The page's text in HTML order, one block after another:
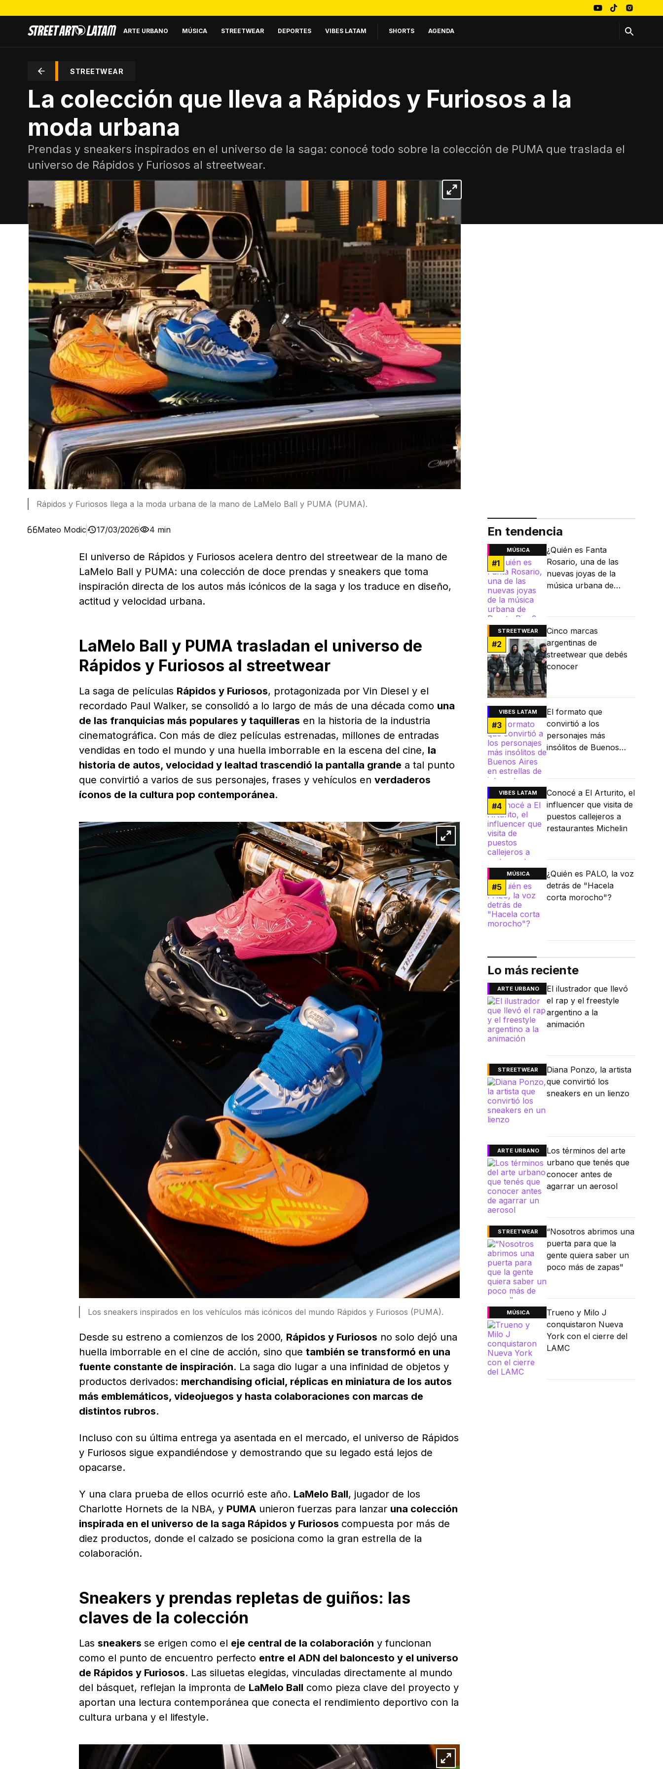
ARTE URBANO MÚSICA STREETWEAR DEPORTES VIBES LATAM SHORTS AGENDA
STREETWEAR
La colección que lleva a Rápidos y Furiosos a la
moda urbana
Prendas y sneakers inspirados en el universo de la saga: conocé todo sobre la colección de PUMA que traslada el
universo de Rápidos y Furiosos al streetwear.
Rápidos y Furiosos llega a la moda urbana de la mano de LaMelo Ball y PUMA (PUMA).
Mateo Modic 17/03/2026 4 min
El universo de Rápidos y Furiosos acelera dentro del streetwear de la mano de
LaMelo Ball y PUMA: una colección de doce prendas y sneakers que toma
inspiración directa de los autos más icónicos de la saga y los traduce en diseño,
actitud y velocidad urbana.
LaMelo Ball y PUMA trasladan el universo de
Rápidos y Furiosos al streetwear
La saga de películas Rápidos y Furiosos, protagonizada por Vin Diesel y el
recordado Paul Walker, se consolidó a lo largo de más de una década como una
de las franquicias más populares y taquilleras en la historia de la industria
cinematográfica. Con más de diez películas estrenadas, millones de entradas
vendidas en todo el mundo y una huella imborrable en la escena del cine, la
historia de autos, velocidad y lealtad trascendió la pantalla grande a tal punto
que convirtió a varios de sus personajes, frases y vehículos en verdaderos
íconos de la cultura pop contemporánea.
Los sneakers inspirados en los vehículos más icónicos del mundo Rápidos y Furiosos (PUMA).
Desde su estreno a comienzos de los 2000, Rápidos y Furiosos no solo dejó una
huella imborrable en el cine de acción, sino que también se transformó en una
fuente constante de inspiración. La saga dio lugar a una infinidad de objetos y
productos derivados: merchandising oficial, réplicas en miniatura de los autos
más emblemáticos, videojuegos y hasta colaboraciones con marcas de
distintos rubros.
Incluso con su última entrega ya asentada en el mercado, el universo de Rápidos
y Furiosos sigue expandiéndose y demostrando que su legado está lejos de
opacarse.
Y una clara prueba de ellos ocurrió este año. LaMelo Ball, jugador de los
Charlotte Hornets de la NBA, y PUMA unieron fuerzas para lanzar una colección
inspirada en el universo de la saga Rápidos y Furiosos compuesta por más de
diez productos, donde el calzado se posiciona como la gran estrella de la
colaboración.
Sneakers y prendas repletas de guiños: las
claves de la colección
Las sneakers se erigen como el eje central de la colaboración y funcionan
como el punto de encuentro perfecto entre el ADN del baloncesto y el universo
de Rápidos y Furiosos. Las siluetas elegidas, vinculadas directamente al mundo
del básquet, reflejan la impronta de LaMelo Ball como pieza clave del proyecto y
aportan una lectura contemporánea que conecta el rendimiento deportivo con la
cultura urbana y el lifestyle.
En tendencia
MÚSICA
#1
¿Quién es Fanta
Rosario, una de las
nuevas joyas de la
música urbana de
STREETWEAR
#2
Cinco marcas
argentinas de
streetwear que debés
conocer
VIBES LATAM
#3
El formato que
convirtió a los
personajes más
insólitos de Buenos
VIBES LATAM
#4
Conocé a El Arturito, el
influencer que visita de
puestos callejeros a
restaurantes Michelin
MÚSICA
#5
¿Quién es PALO, la voz
detrás de "Hacela
corta morocho"?
Lo más reciente
ARTE URBANO
El ilustrador que llevó
el rap y el freestyle
argentino a la
animación
STREETWEAR
Diana Ponzo, la artista
que convirtió los
sneakers en un lienzo
ARTE URBANO
Los términos del arte
urbano que tenés que
conocer antes de
agarrar un aerosol
STREETWEAR
“Nosotros abrimos una
puerta para que la
gente quiera saber un
poco más de zapas"
MÚSICA
Trueno y Milo J
conquistaron Nueva
York con el cierre del
LAMC